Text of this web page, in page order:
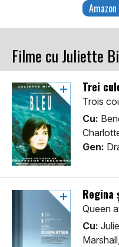
Filme cu Juliette
Trei
Trois
Cu:
Gen:
Regina
Queen
Cu: